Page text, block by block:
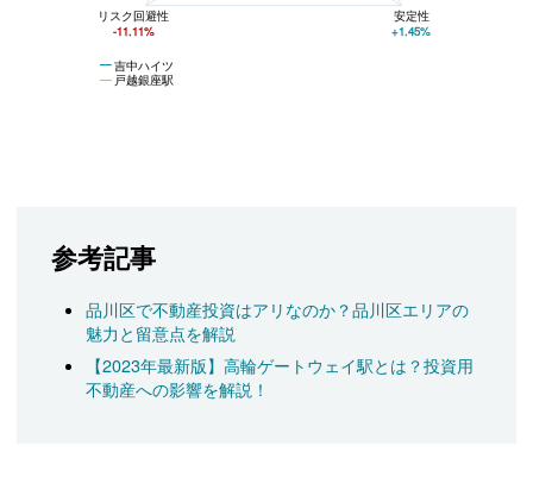
吉中ハイツ
戸越銀座駅
リスク回避性
-11.11%
安定性
+1.45%
参考記事
品川区で不動産投資はアリなのか？品川区エリアの
魅力と留意点を解説
【2023年最新版】高輪ゲートウェイ駅とは？投資用
不動産への影響を解説！